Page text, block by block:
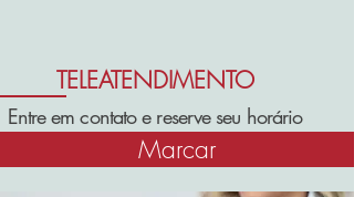
TELEATENDIMENTO
Entre em contato e reserve seu horário
Marcar